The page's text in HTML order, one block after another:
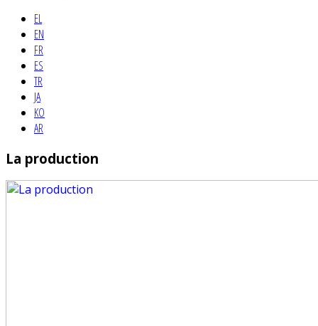
EL
EN
FR
ES
TR
JA
KO
AR
La production